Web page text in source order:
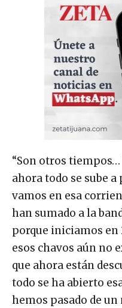
“Son otros tiempos…
ahora todo se sube
vamos en esa
han sumado a la
porque iniciamos en
esos chavos aún no
que ahora están
todo se ha abierto
hemos pasado de